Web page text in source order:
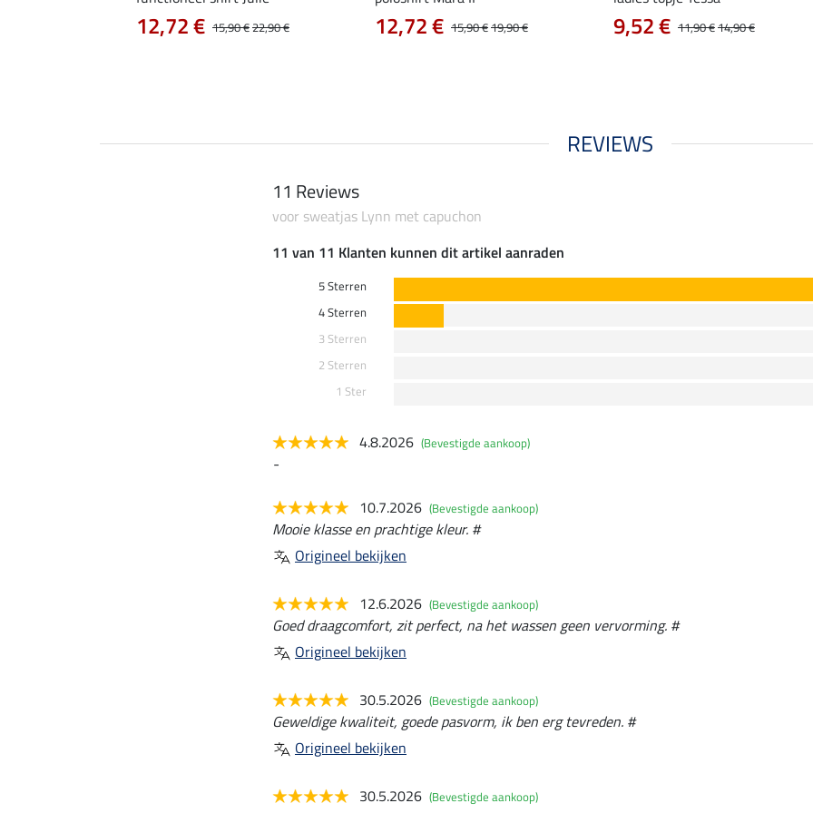
15,90 €22,90 €
12,72 € 15,90 €19,90 €
12,72 € 11,90 €14,90 €
9,52 €
REVIEWS
11 Reviews
voor sweatjas Lynn met capuchon
11 van 11 Klanten kunnen dit artikel aanraden
5 Sterren
4 Sterren
3 Sterren
2 Sterren
1 Ster
4.8.2026 (Bevestigde aankoop)
-
10.7.2026 (Bevestigde aankoop)
Mooie klasse en prachtige kleur. #
Origineel bekijken
12.6.2026 (Bevestigde aankoop)
Goed draagcomfort, zit perfect, na het wassen geen vervorming. #
Origineel bekijken
30.5.2026 (Bevestigde aankoop)
Geweldige kwaliteit, goede pasvorm, ik ben erg tevreden. #
Origineel bekijken
30.5.2026 (Bevestigde aankoop)